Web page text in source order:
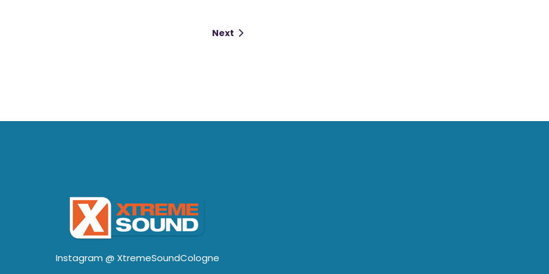
Next
Instagram @ XtremeSoundCologne